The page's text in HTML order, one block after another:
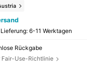
6-11 Werktagen
Rückgabe
Fair-Use-Richtlinie